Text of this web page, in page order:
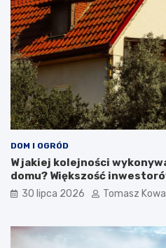
DOM I OGRÓD
W jakiej kolejności
domu? Większość
30 lipca 2026 Tomasz